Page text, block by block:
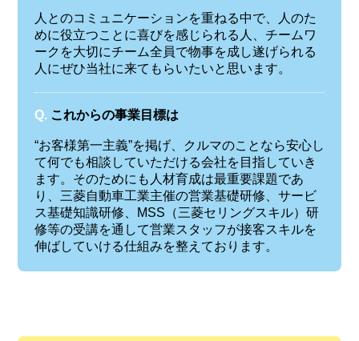
人とのコミュニケーションを重ねる中で、人のた
めに役立つことに喜びを感じられる人、チームワ
ークを大切にチーム全員で物事を成し遂げられる
人にぜひ当社に来てもらいたいと思います。
Q. これからの事業目標は
“お客様第一主義”を掲げ、クルマのことなら安心し
て何でも相談していただける会社を目指していき
ます。そのためにも人材育成は最重要課題であ
り、三菱自動車工業主催の営業基礎研修、サービ
ス基礎知識研修、MSS（三菱セリングスキル）研
修等の受講を通して営業スタッフが接客スキルを
伸ばしていける仕組みを整えております。